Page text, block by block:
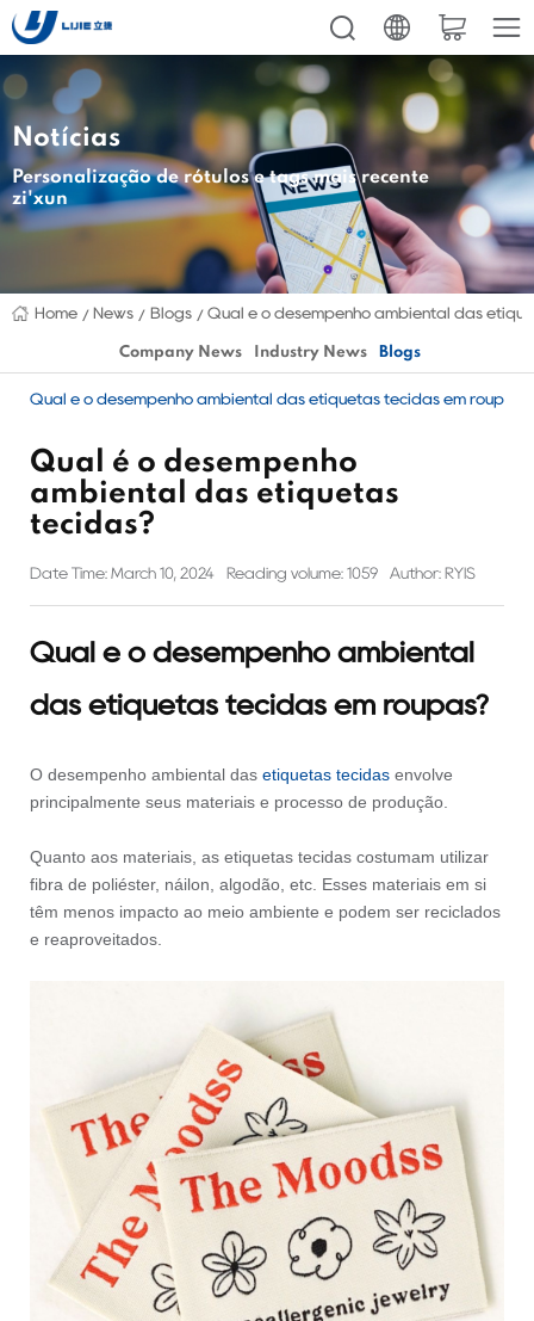
Notícias
Personalização de rótulos e tags mais recente
zi'xun
Home News Blogs Qual é o desempenho ambiental das
Company News Industry News Blogs
Qual é o desempenho ambiental das etiquetas tecidas em roupas?
Qual é o desempenho
ambiental das etiquetas
tecidas?
Date Time: March 10, 2024 Reading volume: 1059 Author: RYIS
Qual é o desempenho ambiental
das etiquetas tecidas em roupas?
O desempenho ambiental das etiquetas tecidas envolve
principalmente seus materiais e processo de produção.
Quanto aos materiais, as etiquetas tecidas costumam utilizar
fibra de poliéster, náilon, algodão, etc. Esses materiais em si
têm menos impacto ao meio ambiente e podem ser reciclados
e reaproveitados.